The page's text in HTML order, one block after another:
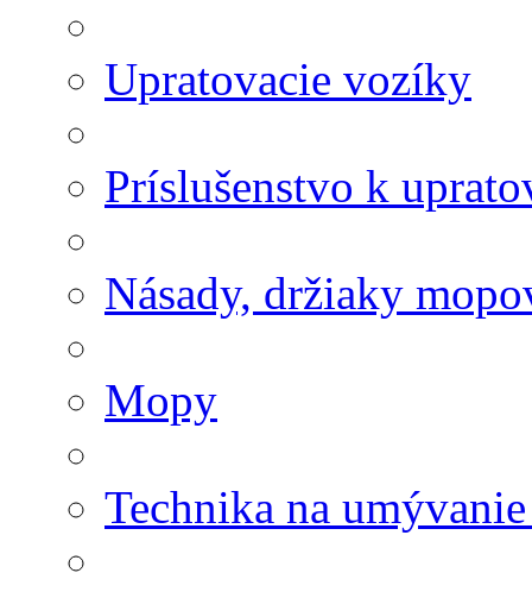
Upratovacie vozíky
Príslušenstvo k
Násady, držiaky
Mopy
Technika na